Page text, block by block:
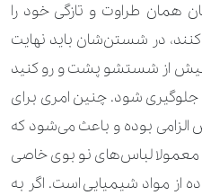
همان طراوت و تازگی خود را
در شستن‌شان باید نهایت
پیش از شستشو پشت و رو کنید
جلوگیری شود. چنین امری برای
بوده و باعث می‌شود که
معمولا لباس‌های نو بوی خاصی
از مواد شیمیایی است. اگر به